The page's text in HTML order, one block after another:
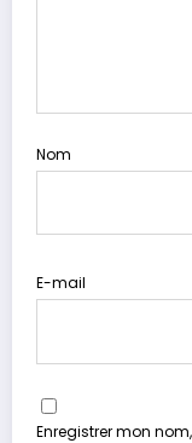
Nom
E-mail
Enregistrer mon